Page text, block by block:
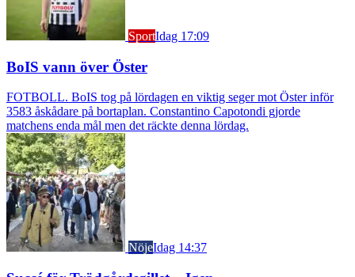
SportIdag 17:09
BoIS vann över Öster
FOTBOLL. BoIS tog på lördagen en viktig seger mot Öster inför
3583 åskådare på bortaplan. Constantino Capotondi gjorde
matchens enda mål men det räckte denna lördag.
NöjeIdag 14:37